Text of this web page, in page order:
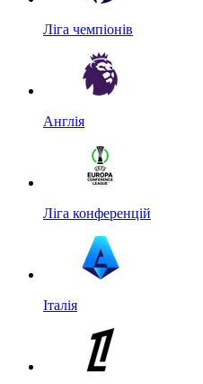
Ліга чемпіонів
Англія
Ліга конференцій
Італія